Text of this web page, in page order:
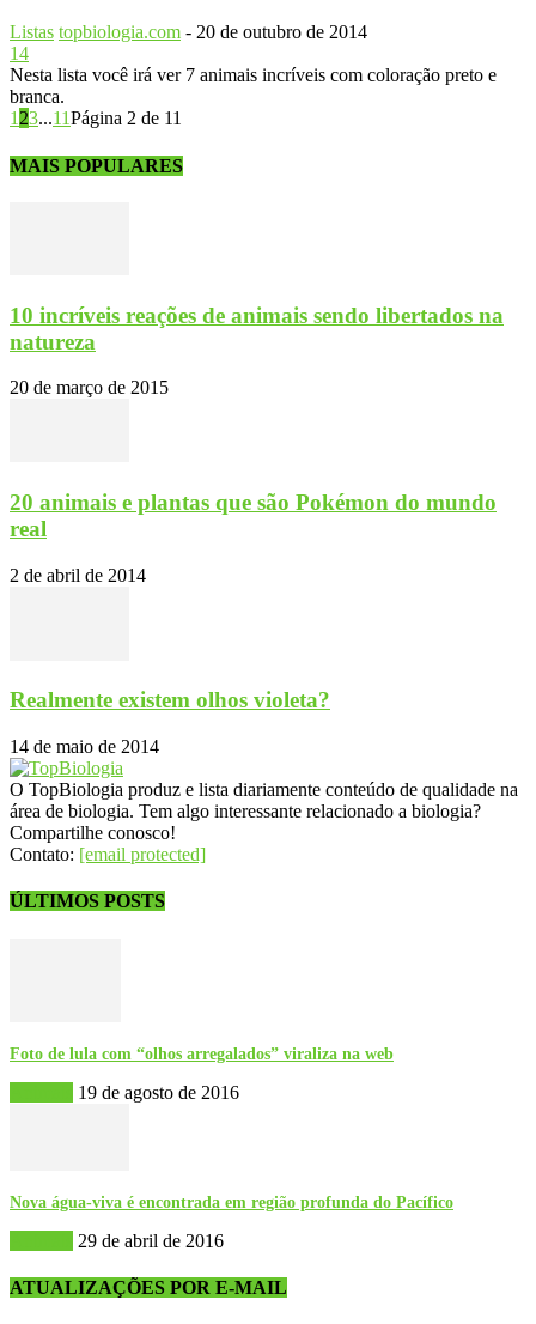
Listas topbiologia.com - 20 de outubro de 2014
14
Nesta lista você irá ver 7 animais incríveis com coloração preto e
branca.
1 23...11Página 2 de 11
MAIS POPULARES
10 incríveis reações de animais sendo libertados na
natureza
20 de março de 2015
20 animais e plantas que são Pokémon do mundo
real
2 de abril de 2014
Realmente existem olhos violeta?
14 de maio de 2014
O TopBiologia produz e lista diariamente conteúdo de qualidade na
área de biologia. Tem algo interessante relacionado a biologia?
Compartilhe conosco!
Contato: [email protected]
ÚLTIMOS POSTS
Foto de lula com “olhos arregalados” viraliza na web
19 de agosto de 2016
Nova água-viva é encontrada em região profunda do Pacífico
29 de abril de 2016
ATUALIZAÇÕES POR E-MAIL